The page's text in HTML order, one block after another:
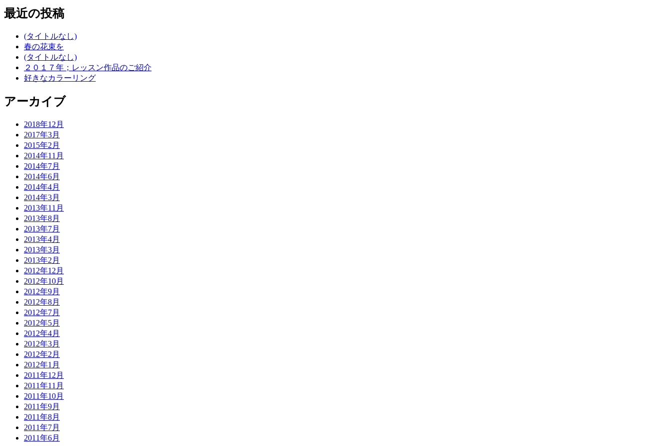
最近の投稿
(タイトルなし)
春の花束を
(タイトルなし)
２０１７年；レッスン作品のご紹介
好きなカラーリング
アーカイブ
2018年12月
2017年3月
2015年2月
2014年11月
2014年7月
2014年6月
2014年4月
2014年3月
2013年11月
2013年8月
2013年7月
2013年4月
2013年3月
2013年2月
2012年12月
2012年10月
2012年9月
2012年8月
2012年7月
2012年5月
2012年4月
2012年3月
2012年2月
2012年1月
2011年12月
2011年11月
2011年10月
2011年9月
2011年8月
2011年7月
2011年6月